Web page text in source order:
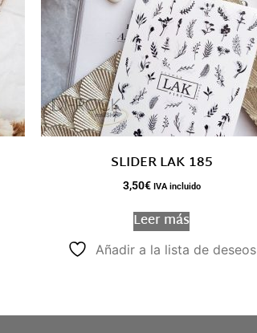
SLIDER LAK 185
3,50€ IVA incluido
Leer más
Añadir a la lista de deseos